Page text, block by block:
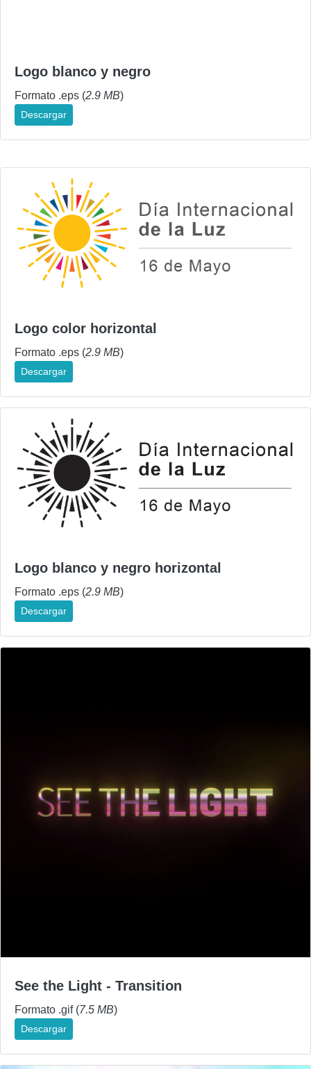
Logo blanco y negro
Formato .eps (2.9 MB)
Descargar
Logo color horizontal
Formato .eps (2.9 MB)
Descargar
Logo blanco y negro horizontal
Formato .eps (2.9 MB)
Descargar
See the Light - Transition
Formato .gif (7.5 MB)
Descargar